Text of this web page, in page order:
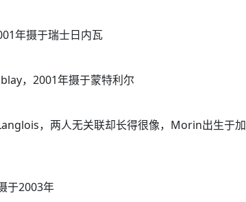
年摄于瑞士日内瓦
，2001年摄于蒙特利尔
，两人无关联却长得很像，Morin出生于加
于2003年